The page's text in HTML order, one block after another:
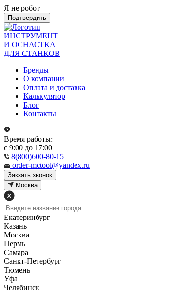
Я не робот
Подтвердить
ИНСТРУМЕНТ
И ОСНАСТКА
ДЛЯ СТАНКОВ
Бренды
О компании
Оплата и доставка
Калькулятор
Блог
Контакты
Время работы:
с 9:00 до 17:00
8(800)600-80-15
order-mctool@yandex.ru
Закзать звонок
Москва
Екатеринбург
Казань
Москва
Пермь
Самара
Санкт-Петербург
Тюмень
Уфа
Челябинск